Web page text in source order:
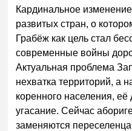
Кардинальное
развитых стран, о
Грабёж как цель стал
современные войны
Актуальная проблема
нехватка территорий, а
коренного населения,
угасание. Сейчас
заменяются